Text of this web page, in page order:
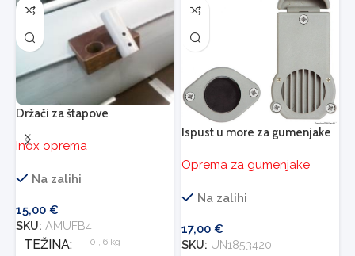
Držači za štapove
Inox oprema
Na zalihi
15,00 €
SKU: AMUFB4
TEŽINA 0 6 kg
Ispust u more za gumenjake
Oprema za gumenjake
Na zalihi
17,00 €
SKU: UN1853420